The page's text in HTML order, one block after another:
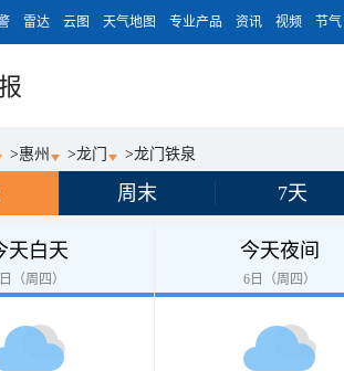
雷达 云图 天气地图 专业产品 资讯 视频 节气
>惠州 >龙门 >龙门铁泉
周末 7天
天白天
（周四）
今天夜间
6日（周四）